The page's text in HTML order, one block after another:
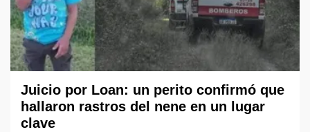
Juicio por Loan: un perito confirmó que
hallaron rastros del nene en un lugar
clave